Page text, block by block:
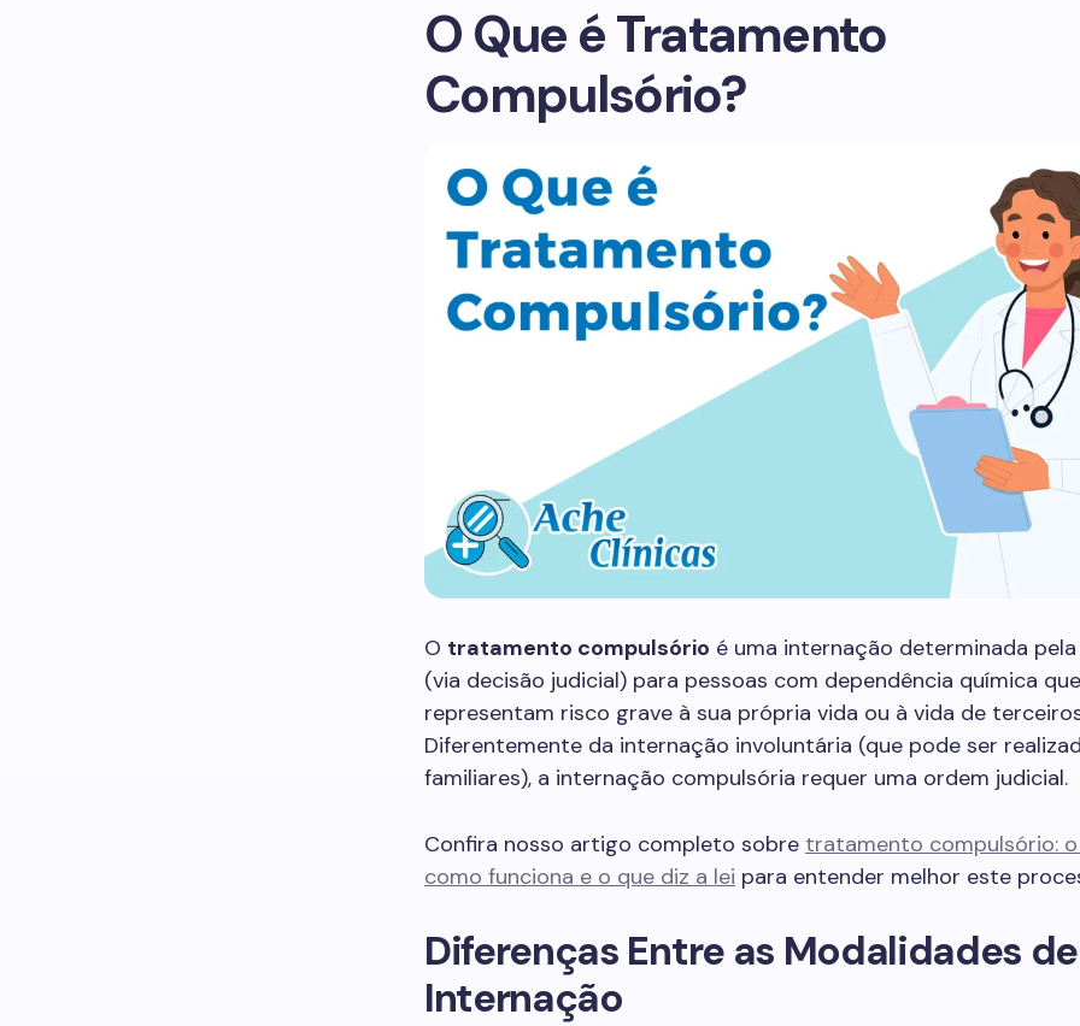
O Que é Tratamento
Compulsório?
O tratamento compulsório é uma internação determinada
(via decisão judicial) para pessoas com dependência química que
representam risco grave à sua própria vida ou à vida de
Diferentemente da internação involuntária (que pode ser
familiares), a internação compulsória requer uma ordem judicial.
Confira nosso artigo completo sobre tratamento compulsório: o
como funciona e o que diz a lei para entender melhor este
Diferenças Entre as Modalidades de
Internação